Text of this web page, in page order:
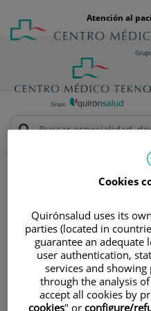
contenido
Menú
teléfono
cabecera
Atención al
Instituto del
Tratamientos y
Cardiología
Cardiología
hemodinámica
Expertos es el
enfermedades
(sin cirugía) y de
Cookies
Quirónsalud uses its
parties (located in
guarantee an
user authentication,
services and
through the analysis
accept all cookies by
cookies" or configure/